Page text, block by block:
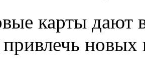
карты дают